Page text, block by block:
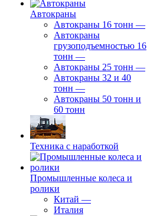
Автокраны
Автокраны 16 тонн —
Автокраны
грузоподъемностью 16
тонн —
Автокраны 25 тонн —
Автокраны 32 и 40
тонн —
Автокраны 50 тонн и
60 тонн
Техника с наработкой
Промышленные колеса и
ролики
Китай —
Италия